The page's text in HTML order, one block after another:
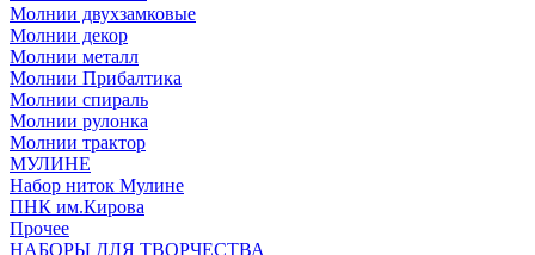
Молнии двухзамковые
Молнии декор
Молнии металл
Молнии Прибалтика
Молнии спираль
Молнии рулонка
Молнии трактор
МУЛИНЕ
Набор ниток Мулине
ПНК им.Кирова
Прочее
НАБОРЫ ДЛЯ ТВОРЧЕСТВА